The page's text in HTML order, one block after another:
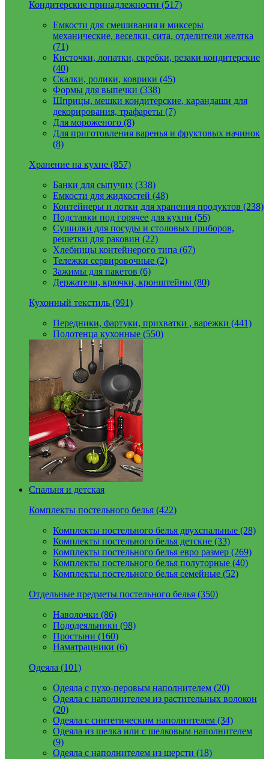
Кондитерские принадлежности (517)
Емкости для смешивания и миксеры
механические, веселки, сита, отделители желтка
(71)
Кисточки, лопатки, скребки, резаки кондитерские
(40)
Скалки, ролики, коврики (45)
Формы для выпечки (338)
Шприцы, мешки кондитерские, карандаши для
декорирования, трафареты (7)
Для мороженого (8)
Для приготовления варенья и фруктовых начинок
(8)
Хранение на кухне (857)
Банки для сыпучих (338)
Емкости для жидкостей (48)
Контейнеры и лотки для хранения продуктов (238)
Подставки под горячее для кухни (56)
Сушилки для посуды и столовых приборов,
решетки для раковин (22)
Хлебницы контейнерого типа (67)
Тележки сервировочные (2)
Зажимы для пакетов (6)
Держатели, крючки, кронштейны (80)
Кухонный текстиль (991)
Передники, фартуки, прихватки , варежки (441)
Полотенца кухонные (550)
Спальня и детская
Комплекты постельного белья (422)
Комплекты постельного белья двухспальные (28)
Комплекты постельного белья детские (33)
Комплекты постельного белья евро размер (269)
Комплекты постельного белья полуторные (40)
Комплекты постельного белья семейные (52)
Отдельные предметы постельного белья (350)
Наволочки (86)
Пододеяльники (98)
Простыни (160)
Наматрацники (6)
Одеяла (101)
Одеяла с пухо-перовым наполнителем (20)
Одеяла с наполнителем из растительных волокон
(20)
Одеяла с синтетическим наполнителем (34)
Одеяла из шелка или с шелковым наполнителем
(9)
Одеяла с наполнителем из шерсти (18)